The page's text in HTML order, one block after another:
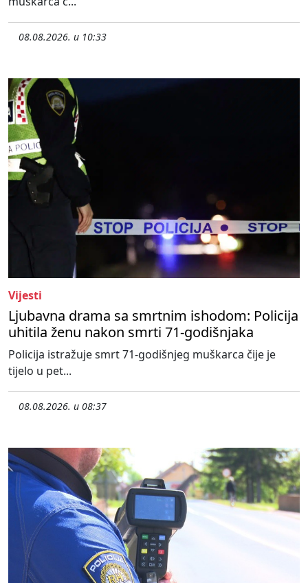
08.08.2026. u 10:33
Vijesti
Ljubavna drama sa smrtnim ishodom: Policija
uhitila ženu nakon smrti 71-godišnjaka
Policija istražuje smrt 71-godišnjeg muškarca čije je
tijelo u pet...
08.08.2026. u 08:37